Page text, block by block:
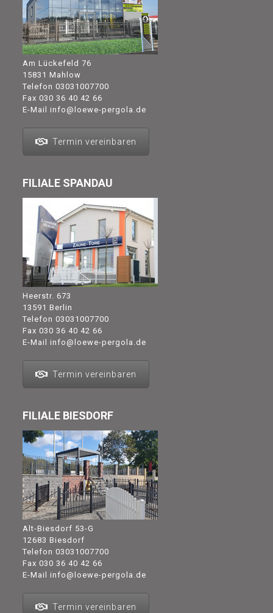
Am Lückefeld 76
15831 Mahlow
Telefon 03031007700
Fax 030 36 40 42 66
E-Mail info@loewe-pergola.de
Termin vereinbaren
FILIALE SPANDAU
Heerstr. 673
13591 Berlin
Telefon 03031007700
Fax 030 36 40 42 66
E-Mail info@loewe-pergola.de
Termin vereinbaren
FILIALE BIESDORF
Alt-Biesdorf 53-G
12683 Biesdorf
Telefon 03031007700
Fax 030 36 40 42 66
E-Mail info@loewe-pergola.de
Termin vereinbaren